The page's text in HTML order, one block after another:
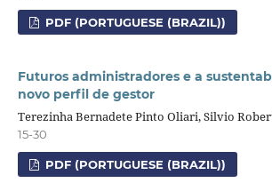
PDF (PORTUGUESE (BRAZIL))
Futuros administradores e a
novo perfil de gestor
Terezinha Bernadete Pinto Oliari, Silvio
15-30
PDF (PORTUGUESE (BRAZIL))